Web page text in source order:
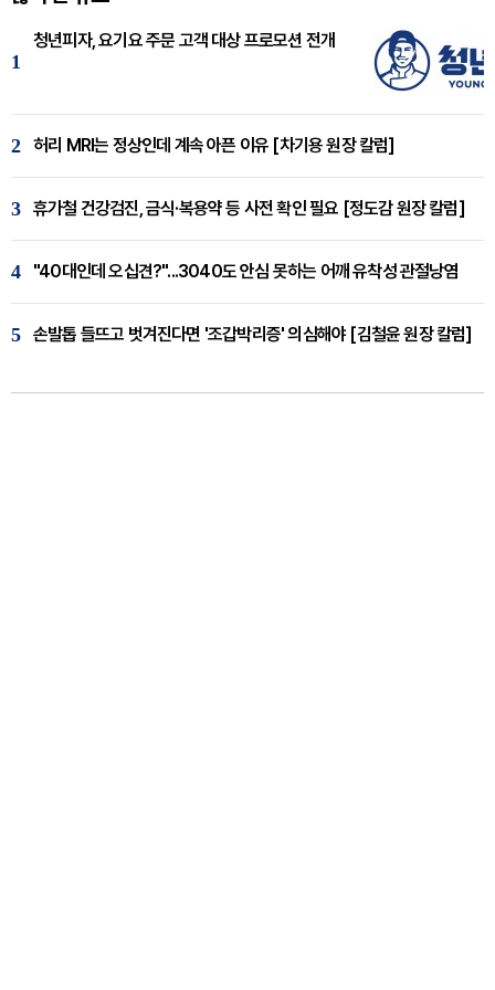
1
청년피자, 요기요 주문 고객 대상 프로모션 전개
2 허리 MRI는 정상인데 계속 아픈 이유 [차기용 원장 칼럼]
3 휴가철 건강검진, 금식·복용약 등 사전 확인 필요 [정도감 원장 칼럼]
4 "40대인데 오십견?"...3040도 안심 못하는 어깨 유착성 관절낭염
5 손발톱 들뜨고 벗겨진다면 '조갑박리증' 의심해야 [김철윤 원장 칼럼]